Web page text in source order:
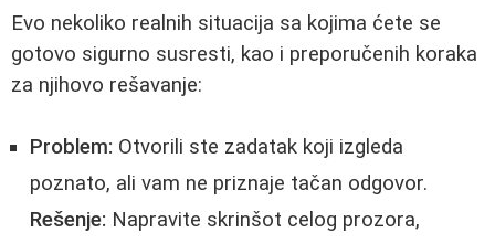
Evo nekoliko realnih situacija sa kojima ćete se
gotovo sigurno susresti, kao i preporučenih koraka
za njihovo rešavanje:
Problem: Otvorili ste zadatak koji izgleda
poznato, ali vam ne priznaje tačan odgovor.
Rešenje: Napravite skrinšot celog prozora,